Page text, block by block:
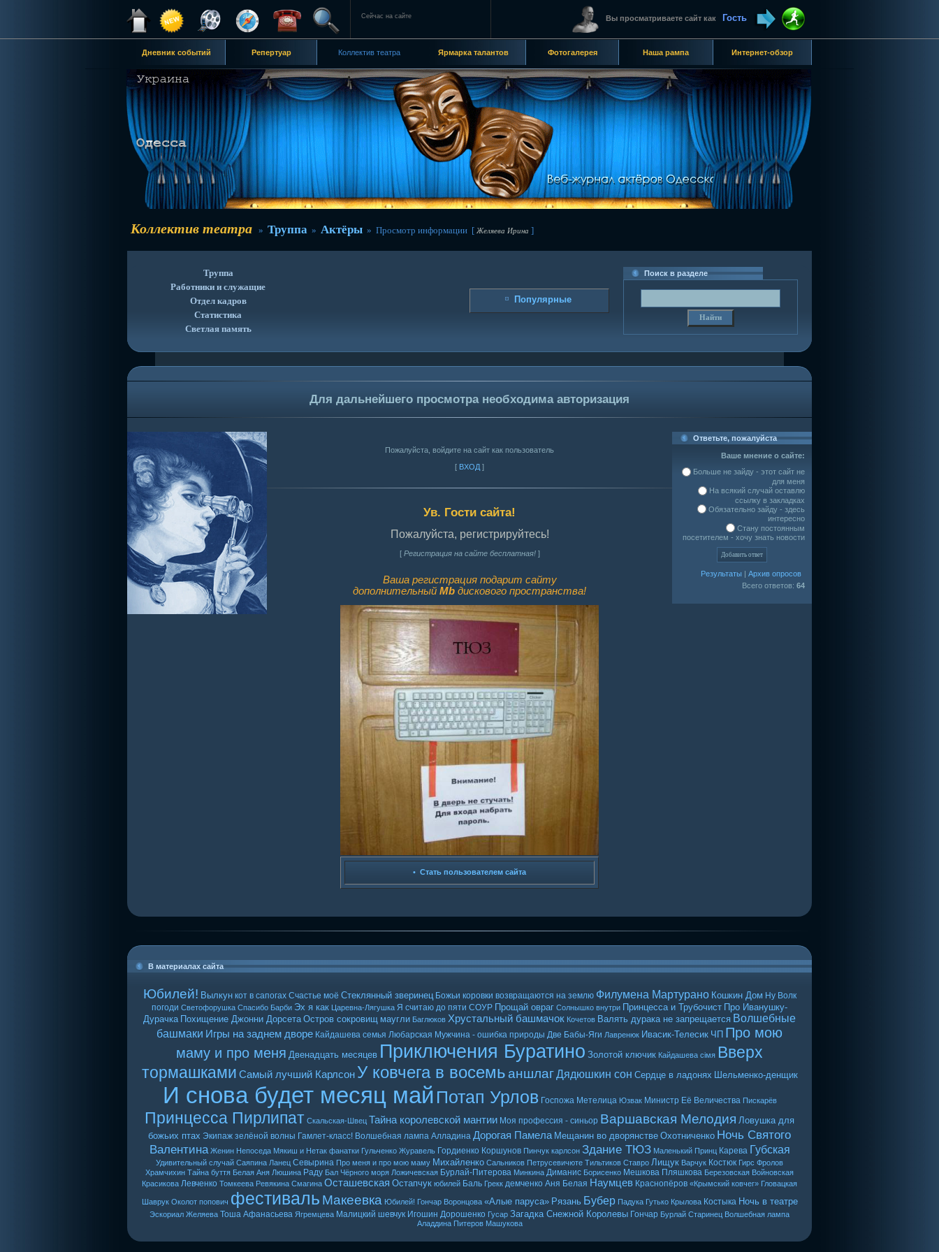
Сейчас на сайте Вы просматриваете сайт как Гость
Дневник событий Репертуар Коллектив театра Ярмарка талантов Фотогалерея Наша рампа Интернет-обзор
Коллектив театра » Труппа » Актёры » Просмотр информации [ Желяева Ирина ]
Труппа
Работники и служащие
Отдел кадров
Статистика
Светлая память
Популярные
Поиск в разделе
Для дальнейшего просмотра необходима авторизация
Пожалуйста, войдите на сайт как пользователь
[ ВХОД ]
Ув. Гости сайта!
Пожалуйста, регистрируйтесь!
[ Регистрация на сайте бесплатная!]
Ваша регистрация подарит сайту
дополнительный Mb дискового пространства!
Ответьте, пожалуйста
Ваше мнение о сайте:
Больше не зайду - этот сайт не
для меня
На всякий случай оставлю
ссылку в закладках
Обязательно зайду - здесь
интересно
Стану постоянным
посетителем - хочу знать новости
Результаты | Архив опросов
Всего ответов: 64
• Стать пользователем сайта
В материалах сайта
Юбилей! Вылкун кот в сапогах Счастье моё Стеклянный зверинец Божьи коровки возвращаются на землю Филумена Мартурано Кошкин Дом Ну Волк
погоди Светофорушка Спасибо Барби Эх я как Царевна-Лягушка Я считаю до пяти СОУР Прощай овраг Солнышко внутри Принцесса и Трубочист Про Иванушку-
Дурачка Похищение Джонни Дорсета Остров сокровищ маугли Баглюков Хрустальный башмачок Кочетов Валять дурака не запрещается Волшебные
башмаки Игры на заднем дворе Кайдашева семья Любарская Мужчина - ошибка природы Две Бабы-Яги Лавренюк Ивасик-Телесик ЧП Про мою
маму и про меня Двенадцать месяцев Приключения Буратино Золотой ключик Кайдашева сiмя Вверх
тормашками Самый лучший Карлсон У ковчега в восемь аншлаг Дядюшкин сон Сердце в ладонях Шельменко-денщик
И снова будет месяц май Потап Урлов Госпожа Метелица Юзвак Министр Её Величества Пискарёв
Принцесса Пирлипат Скальская-Швец Тайна королевской мантии Моя профессия - синьор Варшавская Мелодия Ловушка для
божьих птах Экипаж зелёной волны Гамлет-класс! Волшебная лампа Алладина Дорогая Памела Мещанин во дворянстве Охотниченко Ночь Святого
Валентина Женин Непоседа Мякиш и Нетак фанатки Гульченко Журавель Гордиенко Коршунов Пинчук карлсон Здание ТЮЗ Маленький Принц Карева Губская
Удивительный случай Саяпина Ланец Севырина Про меня и про мою маму Михайленко Сальников Петрусевичюте Тильтиков Ставро Лищук Варчук Костюк Гирс Фролов
Храмчихин Тайна буття Белая Аня Люшина Раду Бал Чёрного моря Ложичевская Бурлай-Питерова Минкина Диманис Борисенко Мешкова Пляшкова Березовская Войновская
Красикова Левченко Томкеева Ревякина Смагина Осташевская Остапчук юбилей Баль Грекк демченко Аня Белая Наумцев Краснопёров «Крымский ковчег» Гловацкая
Шаврук Околот попович фестиваль Макеевка Юбилей! Гончар Воронцова «Алые паруса» Рязань Бубер Падука Гутько Крылова Костыка Ночь в театре
Эскориал Желяева Тоша Афанасьева Ягремцева Малицкий шевчук Игошин Дорошенко Гусар Загадка Снежной Королевы Гончар Бурлай Старинец Волшебная лампа
Аладдина Питеров Машукова